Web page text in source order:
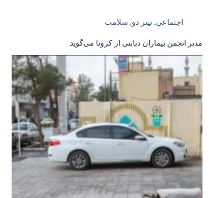
اجتماعی, تیتر دو, سلامت
مدیر انجمن بیماران دیابتی از کرونا می‌گوید